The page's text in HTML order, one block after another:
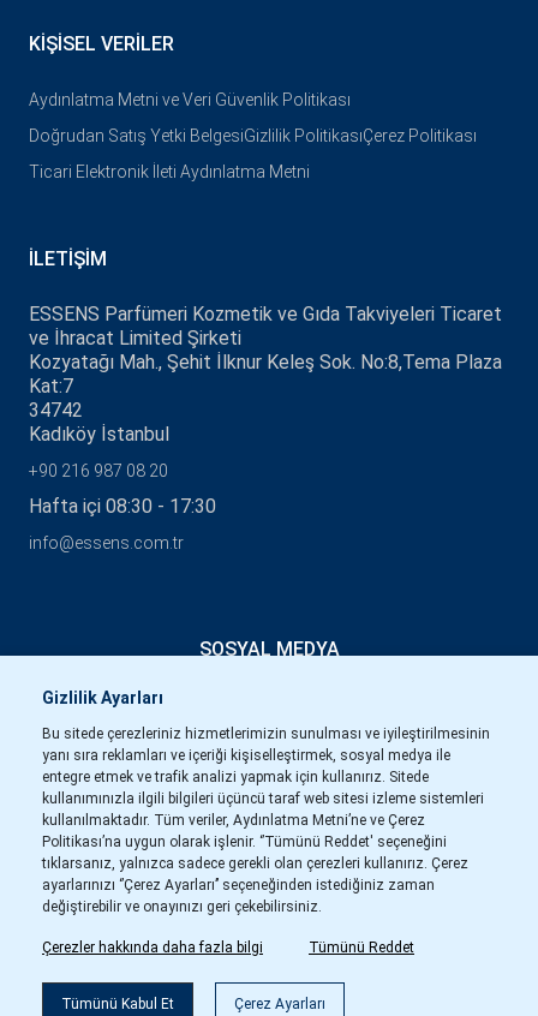
Gizlilik Ayarları
Bu sitede çerezleriniz hizmetlerimizin sunulması ve iyileştirilmesinin
yanı sıra reklamları ve içeriği kişiselleştirmek, sosyal medya ile
entegre etmek ve trafik analizi yapmak için kullanırız. Sitede
kullanımınızla ilgili bilgileri üçüncü taraf web sitesi izleme sistemleri
kullanılmaktadır. Tüm veriler, Aydınlatma Metni’ne ve Çerez
Politikası’na uygun olarak işlenir. ‘’Tümünü Reddet' seçeneğini
tıklarsanız, yalnızca sadece gerekli olan çerezleri kullanırız. Çerez
ayarlarınızı ‘’Çerez Ayarları’’ seçeneğinden istediğiniz zaman
değiştirebilir ve onayınızı geri çekebilirsiniz.
Çerezler hakkında daha fazla bilgi Tümünü Reddet
Tümünü Kabul Et Çerez Ayarları
KIŞISEL VERILER
Aydınlatma Metni ve Veri Güvenlik Politikası
Doğrudan Satış Yetki BelgesiGizlilik PolitikasıÇerez Politikası
Ticari Elektronik İleti Aydınlatma Metni
İLETIŞIM
ESSENS Parfümeri Kozmetik ve Gıda Takviyeleri Ticaret
ve İhracat Limited Şirketi
Kozyatağı Mah., Şehit İlknur Keleş Sok. No:8,Tema Plaza
Kat:7
34742
Kadıköy İstanbul
+90 216 987 08 20
Hafta içi 08:30 - 17:30
info@essens.com.tr
SOSYAL MEDYA